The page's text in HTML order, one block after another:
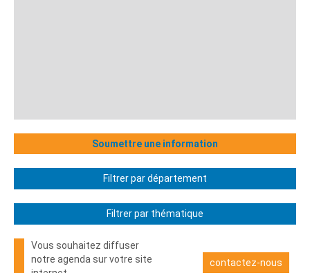
Soumettre une information
Filtrer par département
Filtrer par thématique
Vous souhaitez diffuser
notre agenda sur votre site
contactez-nous